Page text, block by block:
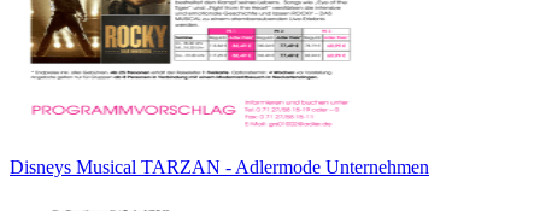
Disneys Musical TARZAN - Adlermode Unternehmen